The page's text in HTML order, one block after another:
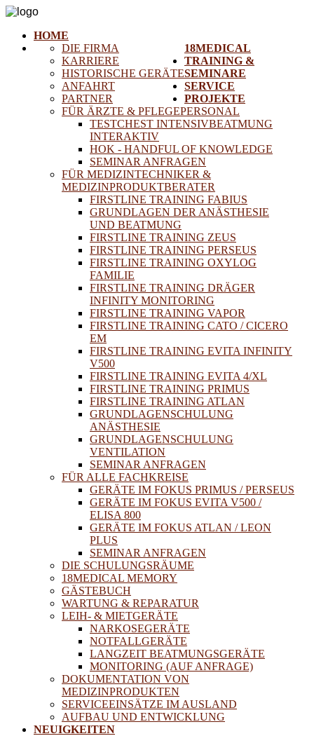
HOME
18MEDICAL
DIE FIRMA
KARRIERE
HISTORISCHE GERÄTE
ANFAHRT
PARTNER
TRAINING &
SEMINARE
FÜR ÄRZTE & PFLEGEPERSONAL
TESTCHEST INTENSIVBEATMUNG
INTERAKTIV
HOK - HANDFUL OF KNOWLEDGE
SEMINAR ANFRAGEN
FÜR MEDIZINTECHNIKER &
MEDIZINPRODUKTBERATER
FIRSTLINE TRAINING FABIUS
GRUNDLAGEN DER ANÄSTHESIE
UND BEATMUNG
FIRSTLINE TRAINING ZEUS
FIRSTLINE TRAINING PERSEUS
FIRSTLINE TRAINING OXYLOG
FAMILIE
FIRSTLINE TRAINING DRÄGER
INFINITY MONITORING
FIRSTLINE TRAINING VAPOR
FIRSTLINE TRAINING CATO / CICERO
EM
FIRSTLINE TRAINING EVITA INFINITY
V500
FIRSTLINE TRAINING EVITA 4/XL
FIRSTLINE TRAINING PRIMUS
FIRSTLINE TRAINING ATLAN
GRUNDLAGENSCHULUNG
ANÄSTHESIE
GRUNDLAGENSCHULUNG
VENTILATION
SEMINAR ANFRAGEN
FÜR ALLE FACHKREISE
GERÄTE IM FOKUS PRIMUS / PERSEUS
GERÄTE IM FOKUS EVITA V500 /
ELISA 800
GERÄTE IM FOKUS ATLAN / LEON
PLUS
SEMINAR ANFRAGEN
DIE SCHULUNGSRÄUME
18MEDICAL MEMORY
GÄSTEBUCH
SERVICE
WARTUNG & REPARATUR
LEIH- & MIETGERÄTE
NARKOSEGERÄTE
NOTFALLGERÄTE
LANGZEIT BEATMUNGSGERÄTE
MONITORING (AUF ANFRAGE)
DOKUMENTATION VON
MEDIZINPRODUKTEN
PROJEKTE
SERVICEEINSÄTZE IM AUSLAND
AUFBAU UND ENTWICKLUNG
NEUIGKEITEN